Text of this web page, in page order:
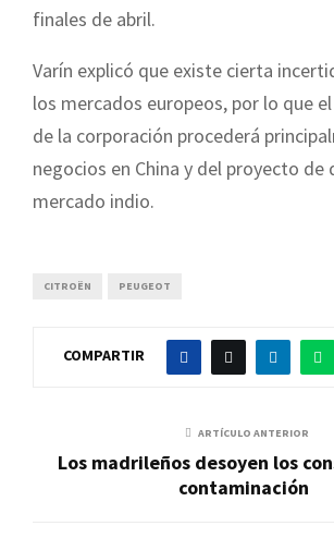
finales de abril.
Varín explicó que existe cierta
los mercados europeos, por lo que
de la corporación procederá
negocios en China y del proyecto de
mercado indio.
CITROËN PEUGEOT
COMPARTIR
ARTÍCULO ANTERIOR
Los madrileños desoyen los
contaminación